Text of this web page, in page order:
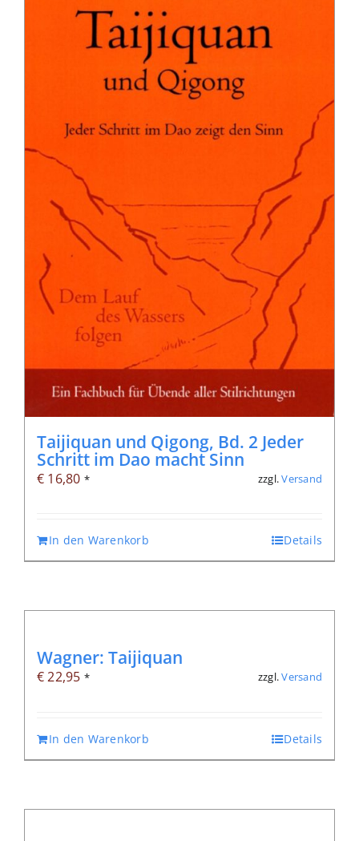
Taijiquan und Qigong, Bd. 2 Jeder
Schritt im Dao macht Sinn
€ 16,80 * zzgl.Versand
In den Warenkorb Details
Wagner: Taijiquan
€22,95 * zzgl.Versand
In den Warenkorb Details